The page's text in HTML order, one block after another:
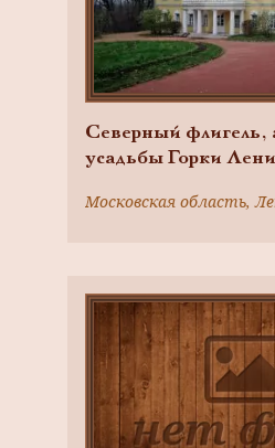
Северный флигель,
усадьбы Горки